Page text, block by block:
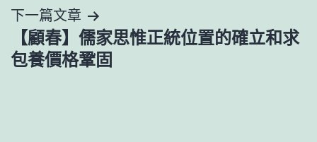
導
覽
下一篇文章
【顧春】儒家思惟正統位置的確立和求
包養價格鞏固